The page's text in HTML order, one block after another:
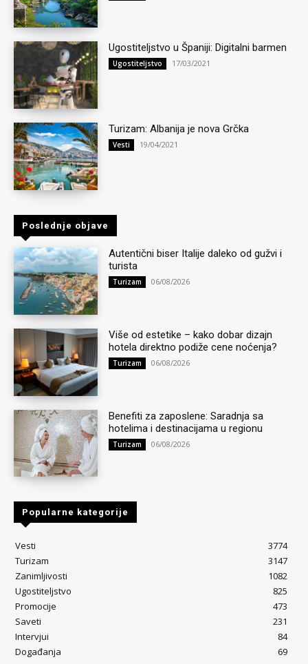
Ugostiteljstvo u Španiji: Digitalni barmen
Ugostiteljstvo 17/03/2021
Turizam: Albanija je nova Grčka
Vesti 19/04/2021
Poslednje objave
Autentični biser Italije daleko od gužvi i
turista
Turizam 06/08/2026
Više od estetike – kako dobar dizajn
hotela direktno podiže cene noćenja?
Turizam 06/08/2026
Benefiti za zaposlene: Saradnja sa
hotelima i destinacijama u regionu
Turizam 06/08/2026
Popularne kategorije
Vesti
3774
Turizam
3147
Zanimljivosti
1082
Ugostiteljstvo
825
Promocije
473
Saveti
231
Intervjui
84
Događanja
69